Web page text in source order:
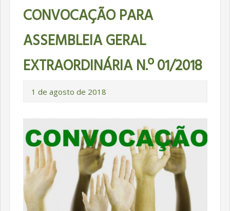
CONVOCAÇÃO PARA
ASSEMBLEIA GERAL
EXTRAORDINÁRIA N.º 01/2018
1 de agosto de 2018